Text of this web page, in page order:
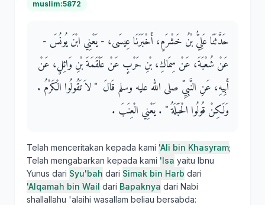
muslim:5872
حَدَّثَنَا عَلِيُّ بْنُ خَشْرَمٍ، أَخْبَرَنَا عِيسَى، - يَعْنِي ابْنَ يُونُسَ -
عَنْ شُعْبَةَ، عَنْ سِمَاكِ، بْنِ حَرْبٍ عَنْ عَلْقَمَةَ بْنِ وَائِلٍ، عَنْ
أَبِيهِ، عَنِ النَّبِيِّ صلى الله عليه وسلم قَالَ ‏ "‏ لاَ تَقُولُوا الْكَرْمُ ‏.‏
وَلَكِنْ قُولُوا الْحَبَلَةُ ‏"‏ ‏.‏ يَعْنِي الْعِنَبَ ‏.‏
Telah menceritakan kepada kami 'Ali bin Khasyram;
Telah mengabarkan kepada kami 'Isa yaitu Ibnu
Yunus dari Syu'bah dari Simak bin Harb dari
'Alqamah bin Wail dari Bapaknya dari Nabi
shallallahu 'alaihi wasallam beliau bersabda: